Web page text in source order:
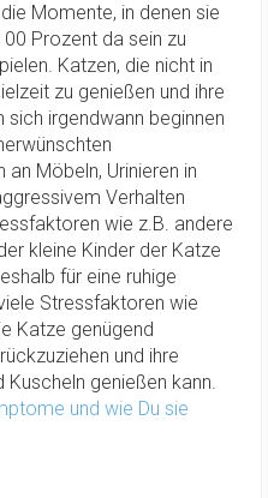
Momente, in denen sie
Prozent da sein zu
Katzen, die nicht in
zu genießen und ihre
sich irgendwann beginnen
Möbeln, Urinieren in
Verhalten
wie z.B. andere
kleine Kinder der Katze
für eine ruhige
Stressfaktoren wie
Katze genügend
und ihre
genießen kann.
und wie Du sie